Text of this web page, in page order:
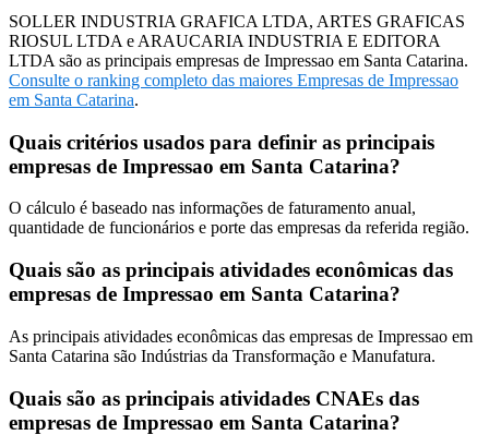
SOLLER INDUSTRIA GRAFICA LTDA, ARTES GRAFICAS
RIOSUL LTDA e ARAUCARIA INDUSTRIA E EDITORA
LTDA são as principais empresas de Impressao em Santa Catarina.
Consulte o ranking completo das maiores Empresas de Impressao
em Santa Catarina.
Quais critérios usados para definir as principais
empresas de Impressao em Santa Catarina?
O cálculo é baseado nas informações de faturamento anual,
quantidade de funcionários e porte das empresas da referida região.
Quais são as principais atividades econômicas das
empresas de Impressao em Santa Catarina?
As principais atividades econômicas das empresas de Impressao em
Santa Catarina são Indústrias da Transformação e Manufatura.
Quais são as principais atividades CNAEs das
empresas de Impressao em Santa Catarina?